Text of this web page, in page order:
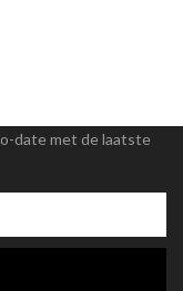
date met de laatste